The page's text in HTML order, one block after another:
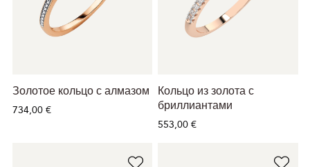
Золотое кольцо с алмазом
734,00 €
Кольцо из золота с
бриллиантами
553,00 €